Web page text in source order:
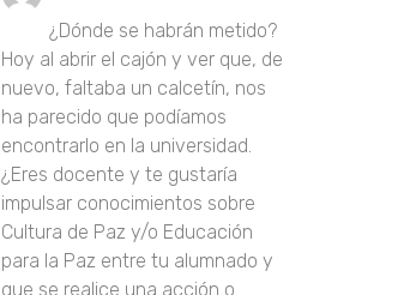
¿Dónde se habrán metido?
Hoy al abrir el cajón y ver que, de
nuevo, faltaba un calcetín, nos
ha parecido que podíamos
encontrarlo en la universidad.
¿Eres docente y te gustaría
impulsar conocimientos sobre
Cultura de Paz y/o Educación
para la Paz entre tu alumnado y
que se realice una acción o